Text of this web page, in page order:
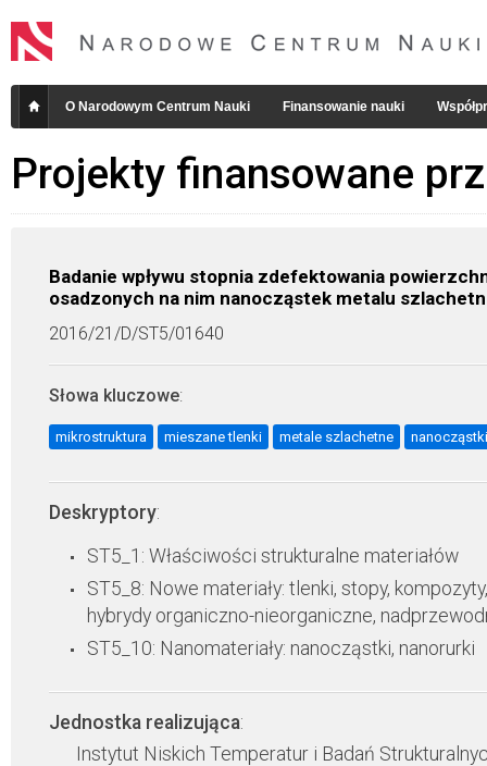
O Narodowym Centrum Nauki Finansowanie nauki
Projekty finansowane
Badanie wpływu stopnia zdefektowania
osadzonych na nim nanocząstek metalu
2016/21/D/ST5/01640
Słowa kluczowe:
mikrostruktura mieszane tlenki metale szlachetne nanocząstki
Deskryptory:
ST5_1: Właściwości strukturalne materiałów
ST5_8: Nowe materiały: tlenki, stopy, kompozyty,
hybrydy organiczno-nieorganiczne,
ST5_10: Nanomateriały: nanocząstki, nanorurki
Jednostka realizująca:
Instytut Niskich Temperatur i Badań